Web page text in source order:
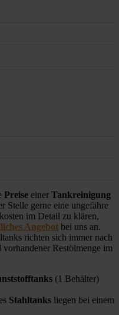
Preise einer Tankreinigung
Stelle gerne eine ungefähre
im Detail zu klären,
Angebot bei uns an.
richten sich immer nach
Restölmenge im
(1 Behälter)
Stahltanks liegen bei einem